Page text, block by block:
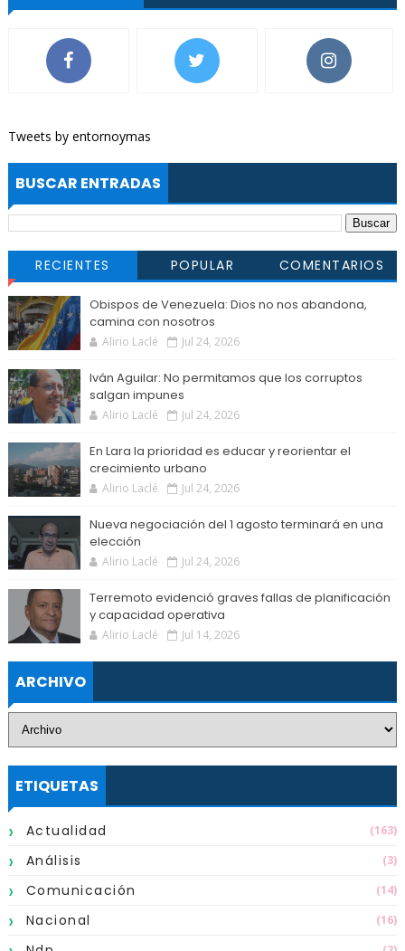
Tweets by entornoymas
BUSCAR ENTRADAS
RECIENTES POPULAR COMENTARIOS
Obispos de Venezuela: Dios no nos abandona,
camina con nosotros
Alirio Laclé Jul 24, 2026
Iván Aguilar: No permitamos que los corruptos
salgan impunes
Alirio Laclé Jul 24, 2026
En Lara la prioridad es educar y reorientar el
crecimiento urbano
Alirio Laclé Jul 24, 2026
Nueva negociación del 1 agosto terminará en una
elección
Alirio Laclé Jul 24, 2026
Terremoto evidenció graves fallas de planificación
y capacidad operativa
Alirio Laclé Jul 14, 2026
ARCHIVO
ETIQUETAS
Actualidad (163)
Análisis (3)
Comunicación (14)
Nacional (16)